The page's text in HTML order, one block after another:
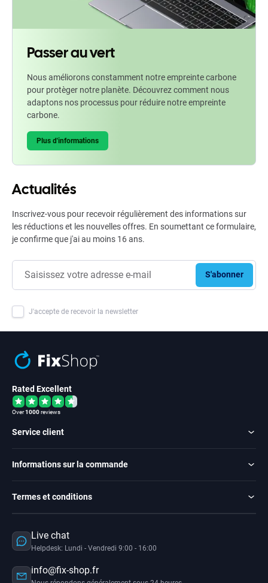
Passer au vert
Nous améliorons constamment notre empreinte carbone
pour protèger notre planète. Découvrez comment nous
adaptons nos processus pour réduire notre empreinte
carbone.
Plus d'informations
Actualités
Inscrivez-vous pour recevoir régulièrement des informations sur
les réductions et les nouvelles offres. En soumettant ce formulaire,
je confirme que j'ai au moins 16 ans.
S'abonner
J'accepte de recevoir la newsletter
Rated Excellent
Over1000reviews
Service client
Informations sur la commande
Termes et conditions
Live chat
Helpdesk: Lundi - Vendredi 9:00 - 16:00
info@fix-shop.fr